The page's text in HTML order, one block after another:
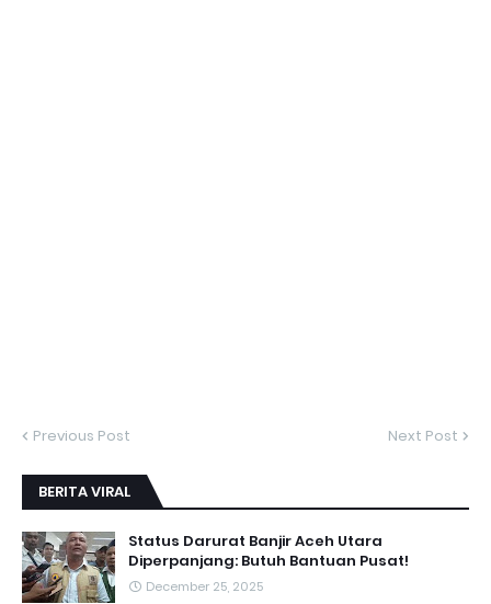
Previous Post Next Post
BERITA VIRAL
Status Darurat Banjir Aceh Utara
Diperpanjang: Butuh Bantuan Pusat!
December 25, 2025